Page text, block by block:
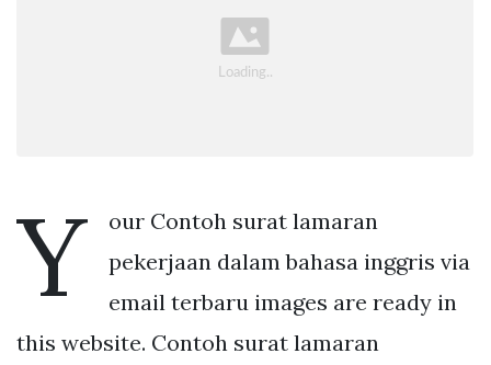
Y
our Contoh surat lamaran
pekerjaan dalam bahasa inggris via
email terbaru images are ready in
this website. Contoh surat lamaran